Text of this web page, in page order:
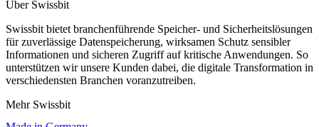
Über Swissbit
Swissbit bietet branchenführende Speicher- und Sicherheitslösungen
für zuverlässige Datenspeicherung, wirksamen Schutz sensibler
Informationen und sicheren Zugriff auf kritische Anwendungen. So
unterstützen wir unsere Kunden dabei, die digitale Transformation in
verschiedensten Branchen voranzutreiben.
Mehr Swissbit